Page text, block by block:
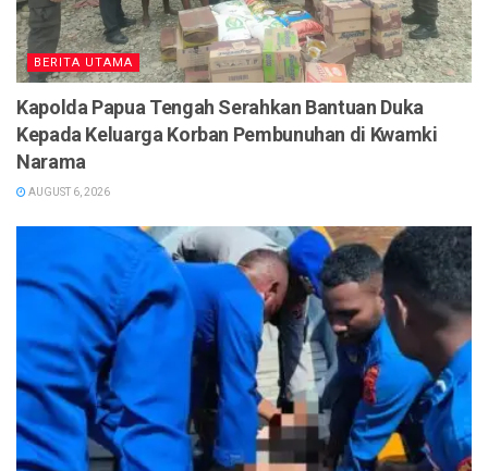
BERITA UTAMA
Kapolda Papua Tengah Serahkan Bantuan Duka
Kepada Keluarga Korban Pembunuhan di Kwamki
Narama
AUGUST 6, 2026